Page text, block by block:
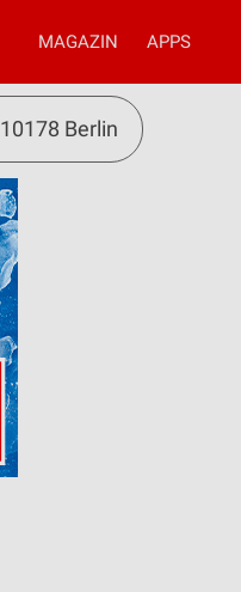
MAGAZIN APPS
10178 Berlin